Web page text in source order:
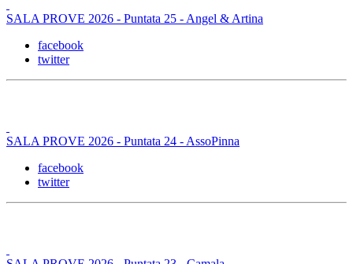
SALA PROVE 2026 - Puntata 25 - Angel & Artina
facebook
twitter
SALA PROVE 2026 - Puntata 24 - AssoPinna
facebook
twitter